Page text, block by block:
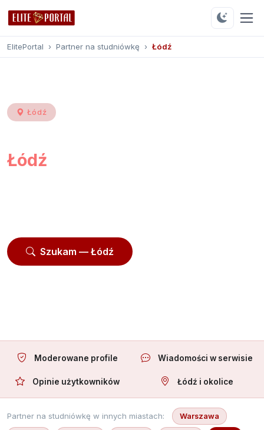
ElitePortal › Partner na studniówkę › Łódź
Łódź
Łódź
Szukam — Łódź
Moderowane profile Wiadomości w serwisie
Opinie użytkowników Łódź i okolice
Partner na studniówkę w innych miastach: Warszawa